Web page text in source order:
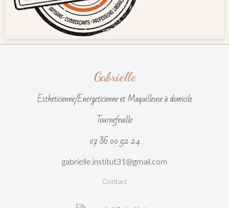
Gabrielle
Estheticienne/Energeticienne et Maquilleuse à domicile
Tournefeuille
07 86 00 92 24
gabrielle.institut31@gmail.com
Contact